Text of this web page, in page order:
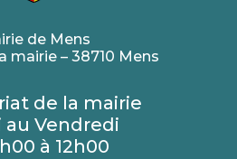
de Mens
mairie – 38710 Mens
de la mairie
au Vendredi
à 12h00